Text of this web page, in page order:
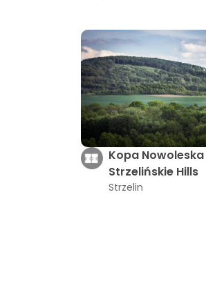
Kopa Nowoleska
Strzelińskie Hills
Strzelin